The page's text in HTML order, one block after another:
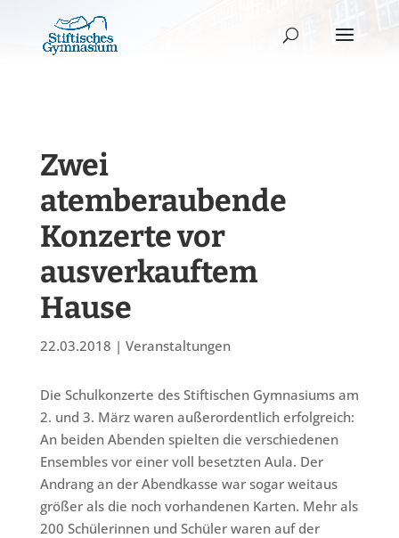
Zwei
atemberaubende
Konzerte vor
ausverkauftem
Hause
22.03.2018 | Veranstaltungen
Die Schulkonzerte des Stiftischen Gymnasiums am
2. und 3. März waren außerordentlich erfolgreich:
An beiden Abenden spielten die verschiedenen
Ensembles vor einer voll besetzten Aula. Der
Andrang an der Abendkasse war sogar weitaus
größer als die noch vorhandenen Karten. Mehr als
200 Schülerinnen und Schüler waren auf der